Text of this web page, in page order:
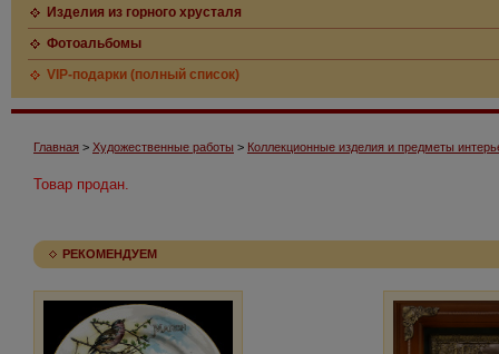
Изделия из горного хрусталя
Фотоальбомы
VIP-подарки (полный список)
Главная > Художественные работы > Коллекционные изделия и предметы
Товар продан.
РЕКОМЕНДУЕМ